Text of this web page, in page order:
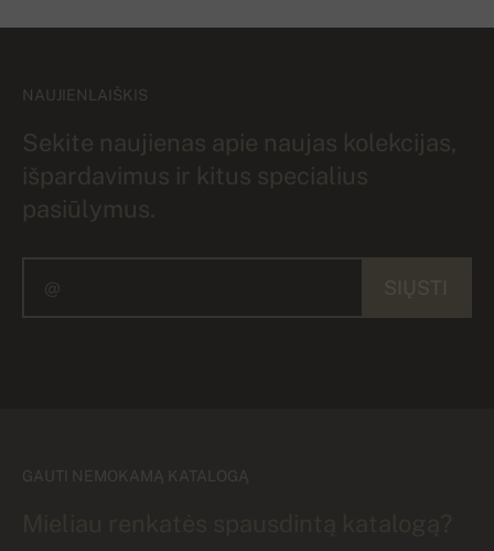
NAUJIENLAIŠKIS
Sekite naujienas apie naujas kolekcijas,
išpardavimus ir kitus specialius
pasiūlymus.
GAUTI NEMOKAMĄ KATALOGĄ